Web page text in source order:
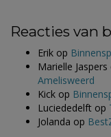
Reacties van
Erik op
Marielle Jaspers
Amelisweerd
Kick op
Luciededelft op
Jolanda op